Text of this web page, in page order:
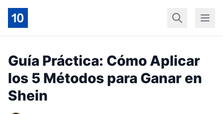
InícioGeral
Guía Práctica: Cómo Aplicar
los 5 Métodos para Ganar en
Shein